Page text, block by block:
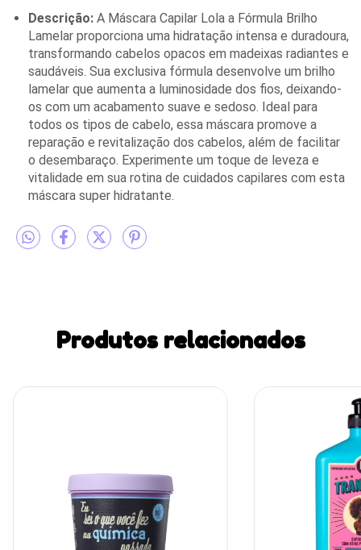
Descrição: A Máscara Capilar Lola a Fórmula Brilho
Lamelar proporciona uma hidratação intensa e duradoura,
transformando cabelos opacos em madeixas radiantes e
saudáveis. Sua exclusiva fórmula desenvolve um brilho
lamelar que aumenta a luminosidade dos fios, deixando-
os com um acabamento suave e sedoso. Ideal para
todos os tipos de cabelo, essa máscara promove a
reparação e revitalização dos cabelos, além de facilitar
o desembaraço. Experimente um toque de leveza e
vitalidade em sua rotina de cuidados capilares com esta
máscara super hidratante.
Produtos relacionados